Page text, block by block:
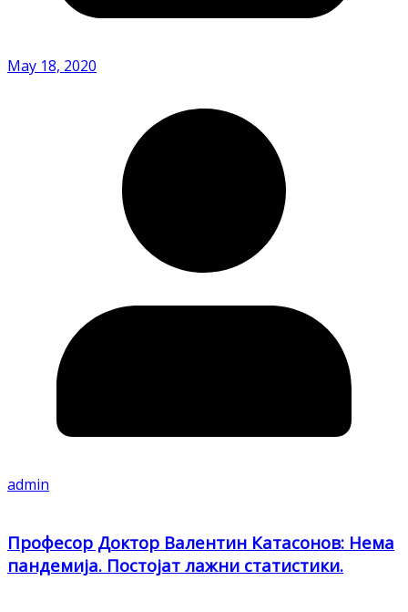
May 18, 2020
admin
Професор Доктор Валентин Катасонов: Нема
пандемија. Постојат лажни статистики.